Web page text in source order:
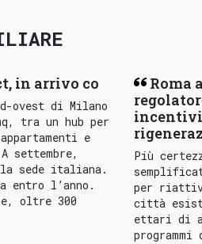
in arrivo co
ovest di Milano
tra un hub per
e
settembre,
la sede italiana.
entro l’anno.
oltre 300
Roma
Più
per
città
ettari di